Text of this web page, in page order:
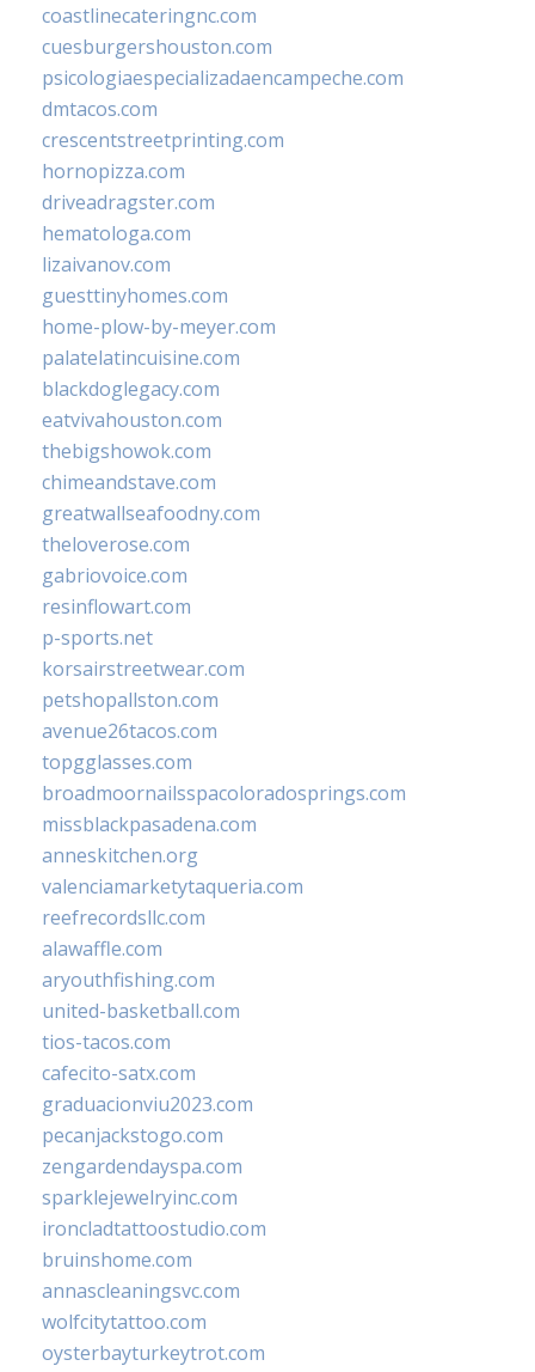
coastlinecateringnc.com
cuesburgershouston.com
psicologiaespecializadaencampeche.com
dmtacos.com
crescentstreetprinting.com
hornopizza.com
driveadragster.com
hematologa.com
lizaivanov.com
guesttinyhomes.com
home-plow-by-meyer.com
palatelatincuisine.com
blackdoglegacy.com
eatvivahouston.com
thebigshowok.com
chimeandstave.com
greatwallseafoodny.com
theloverose.com
gabriovoice.com
resinflowart.com
p-sports.net
korsairstreetwear.com
petshopallston.com
avenue26tacos.com
topgglasses.com
broadmoornailsspacoloradosprings.com
missblackpasadena.com
anneskitchen.org
valenciamarketytaqueria.com
reefrecordsllc.com
alawaffle.com
aryouthfishing.com
united-basketball.com
tios-tacos.com
cafecito-satx.com
graduacionviu2023.com
pecanjackstogo.com
zengardendayspa.com
sparklejewelryinc.com
ironcladtattoostudio.com
bruinshome.com
annascleaningsvc.com
wolfcitytattoo.com
oysterbayturkeytrot.com